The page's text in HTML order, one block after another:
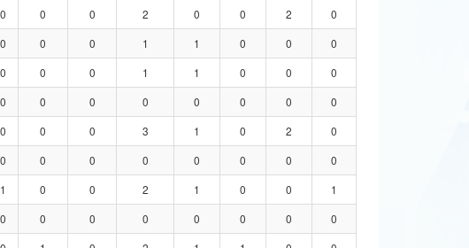
0 0 0 2 0 0 2
0
0 0 0 1 1 0 0
0
0 0 0 1 1 0 0
0
0 0 0 0 0 0 0
0
0 0 0 3 1 0 2
0
0 0 0 0 0 0 0
0
1 0 0 2 1 0 0
1
0 0 0 0 0 0 0
0